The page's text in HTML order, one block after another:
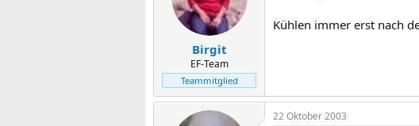
Birgit
EF-Team
Teammitglied
Kühlen immer erst nach
22 Oktober 2003